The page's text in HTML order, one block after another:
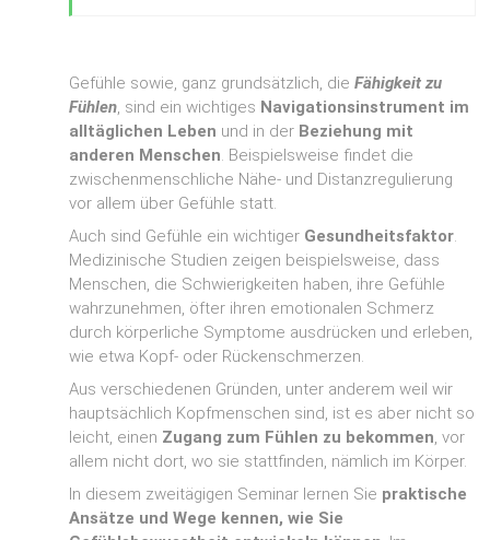
Gefühle sowie, ganz grundsätzlich, dieFähigkeit zu
Fühlen, sind ein wichtiges Navigationsinstrument im
alltäglichen Leben und in der Beziehung mit
anderen Menschen. Beispielsweise findet die
zwischenmenschliche Nähe- und Distanzregulierung
vor allem über Gefühle statt.
Auch sind Gefühle ein wichtiger Gesundheitsfaktor.
Medizinische Studien zeigen beispielsweise, dass
Menschen, die Schwierigkeiten haben, ihre Gefühle
wahrzunehmen, öfter ihren emotionalen Schmerz
durch körperliche Symptome ausdrücken und erleben,
wie etwa Kopf- oder Rückenschmerzen.
Aus verschiedenen Gründen, unter anderem weil wir
hauptsächlich Kopfmenschen sind, ist es aber nicht so
leicht, einen Zugang zum Fühlen zu bekommen, vor
allem nicht dort, wo sie stattfinden, nämlich im Körper.
In diesem zweitägigen Seminar lernen Sie praktische
Ansätze und Wege kennen, wie Sie